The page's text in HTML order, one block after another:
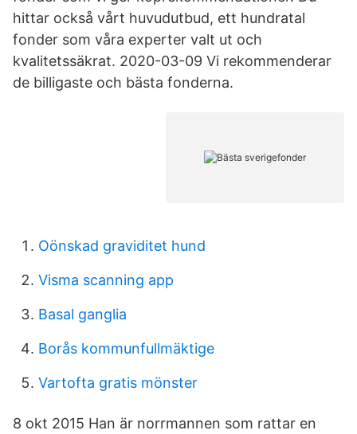
hittar också vårt huvudutbud, ett hundratal
fonder som våra experter valt ut och
kvalitetssäkrat. 2020-03-09 Vi rekommenderar
de billigaste och bästa fonderna.
Oönskad graviditet hund
Visma scanning app
Basal ganglia
Borås kommunfullmäktige
Vartofta gratis mönster
8 okt 2015 Han är norrmannen som rattar en